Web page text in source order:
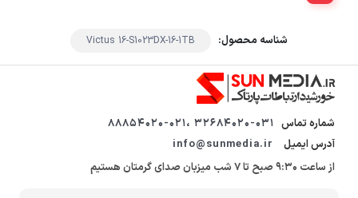
شناسه محصول: Victus 16-S1023DX-16-1TB
شماره تماس 32684020-031 ،88854020-021
آدرس ایمیل
از ساعت 9:30 صبح تا 7 شب میزبان صدای گرمتان هستیم